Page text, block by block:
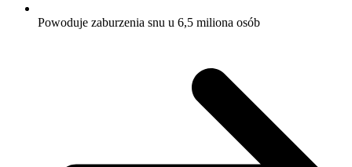
Powoduje zaburzenia snu u 6,5 miliona osób